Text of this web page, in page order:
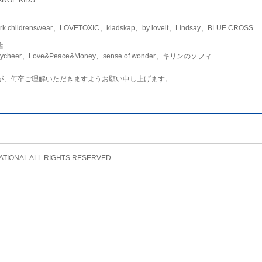
childrenswear、LOVETOXIC、kladskap、by loveit、Lindsay、BLUE CROSS
、Love&Peace&Money、sense of wonder、キリンのソフィ
何卒ご理解いただきますようお願い申し上げます。